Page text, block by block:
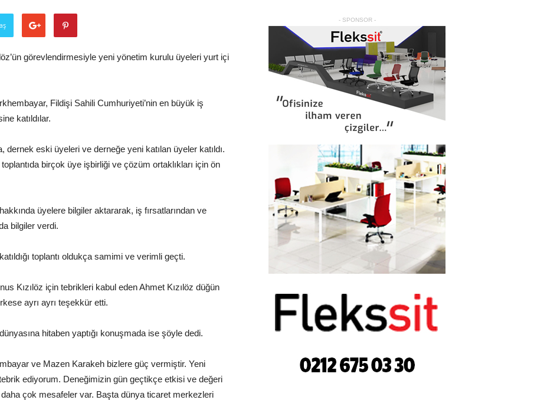
Derneği
görevlendirmesiyle yeni yönetim kurulu üyeleri yurt içi
Fildişi Sahili Cumhuriyeti’nin en büyük iş
katıldılar.
dernek eski üyeleri ve derneğe yeni katılan üyeler katıldı.
birçok üye işbirliği ve çözüm ortaklıkları için ön
üyelere bilgiler aktararak, iş fırsatlarından ve
bilgiler verdi.
toplantı oldukça samimi ve verimli geçti.
Kızılöz için tebrikleri kabul eden Ahmet Kızılöz düğün
ayrı ayrı teşekkür etti.
hitaben yaptığı konuşmada ise şöyle dedi.
ve Mazen Karakeh bizlere güç vermiştir. Yeni
ediyorum. Deneğimizin gün geçtikçe etkisi ve değeri
çok mesafeler var. Başta dünya ticaret merkezleri
- SPONSOR -